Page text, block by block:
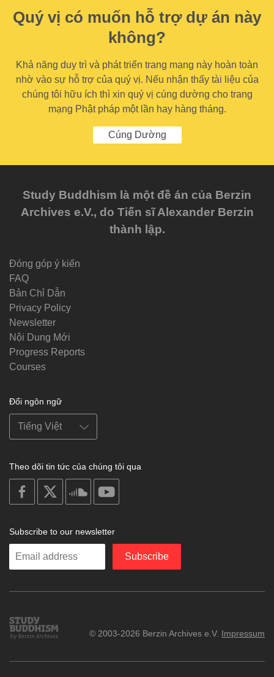
Quý vị có muốn hỗ trợ dự án này
không?
Khả năng duy trì và phát triển trang mạng này hoàn toàn
nhờ vào sự hỗ trợ của quý vị. Nếu nhận thấy tài liệu của
chúng tôi hữu ích thì xin quý vị cúng dường cho trang
mạng Phật pháp một lần hay hàng tháng.
Cúng Dường
Study Buddhism là một đề án của Berzin
Archives e.V., do Tiến sĩ Alexander Berzin
thành lập.
Đóng góp ý kiến
FAQ
Bản Chỉ Dẫn
Privacy Policy
Newsletter
Nội Dung Mới
Progress Reports
Courses
Đổi ngôn ngữ
Theo dõi tin tức của chúng tôi qua
on
facebook
soundcloud
Subscribe to our newsletter
Enter
Subscribe
Study
Buddhism
© 2003-2026 Berzin Archives e.V. Impressum